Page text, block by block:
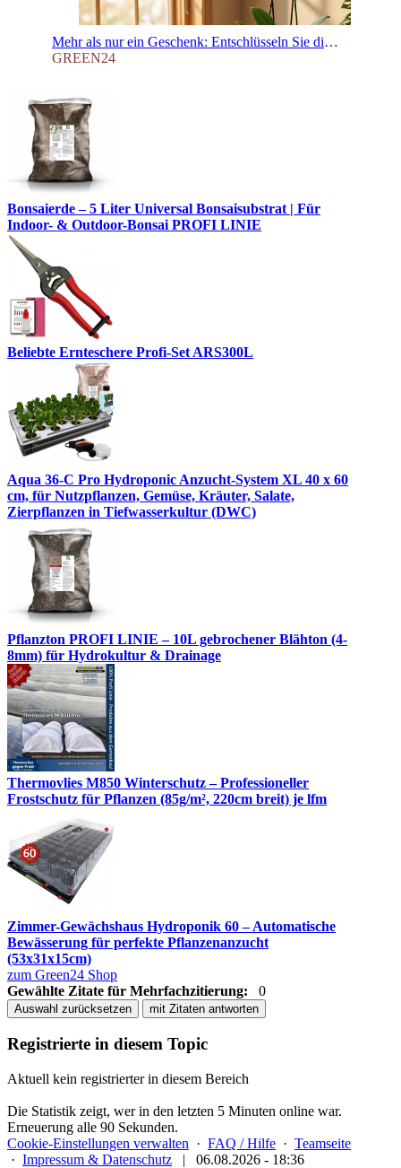
Mehr als nur ein Geschenk: Entschlüsseln Sie die geheime Sprache der Pflanzen!
GREEN24
Bonsaierde – 5 Liter Universal Bonsaisubstrat | Für
Indoor- & Outdoor-Bonsai PROFI LINIE
Beliebte Ernteschere Profi-Set ARS300L
Aqua 36-C Pro Hydroponic Anzucht-System XL 40 x 60
cm, für Nutzpflanzen, Gemüse, Kräuter, Salate,
Zierpflanzen in Tiefwasserkultur (DWC)
Pflanzton PROFI LINIE – 10L gebrochener Blähton (4-
8mm) für Hydrokultur & Drainage
Thermovlies M850 Winterschutz – Professioneller
Frostschutz für Pflanzen (85g/m², 220cm breit) je lfm
Zimmer-Gewächshaus Hydroponik 60 – Automatische
Bewässerung für perfekte Pflanzenanzucht
(53x31x15cm)
zum Green24 Shop
Gewählte Zitate für Mehrfachzitierung:
0
Auswahl zurücksetzen mit Zitaten antworten
Registrierte in diesem Topic
Aktuell kein registrierter in diesem Bereich
Die Statistik zeigt, wer in den letzten 5 Minuten online war.
Erneuerung alle 90 Sekunden.
Cookie-Einstellungen verwalten · FAQ / Hilfe · Teamseite
· Impressum & Datenschutz |
06.08.2026 - 18:36